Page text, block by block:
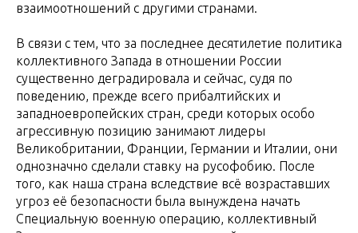
взаимоотношений с другими странами.
В связи с тем, что за последнее десятилетие политика
коллективного Запада в отношении России
существенно деградировала и сейчас, судя по
поведению, прежде всего прибалтийских и
западноевропейских стран, среди которых особо
агрессивную позицию занимают лидеры
Великобритании, Франции, Германии и Италии, они
однозначно сделали ставку на русофобию. После
того, как наша страна вследствие всё возраставших
угроз её безопасности была вынуждена начать
Специальную военную операцию, коллективный